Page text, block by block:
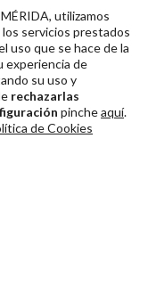
Mérida. JERO
MORALES
Descargar en alta
utilizamos
servicios prestados
uso que se hace de la
experiencia de
su uso y
rechazarlas
pincheaquí.
de Cookies